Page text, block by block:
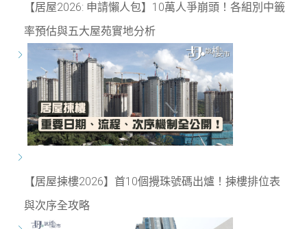
【居屋2026: 申請懶人包】10萬人爭崩頭！各組別中籤
率預估與五大屋苑實地分析
【居屋揀樓2026】首10個攪珠號碼出爐！揀樓排位表
與次序全攻略